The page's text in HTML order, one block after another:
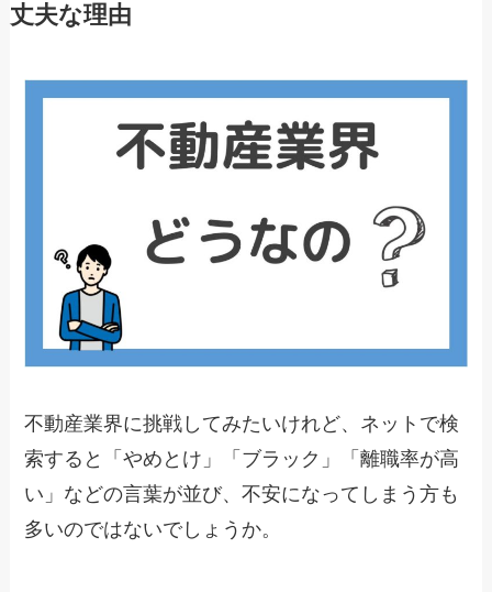
丈夫な理由
不動産業界に挑戦してみたいけれど、ネットで検
索すると「やめとけ」「ブラック」「離職率が高
い」などの言葉が並び、不安になってしまう方も
多いのではないでしょうか。